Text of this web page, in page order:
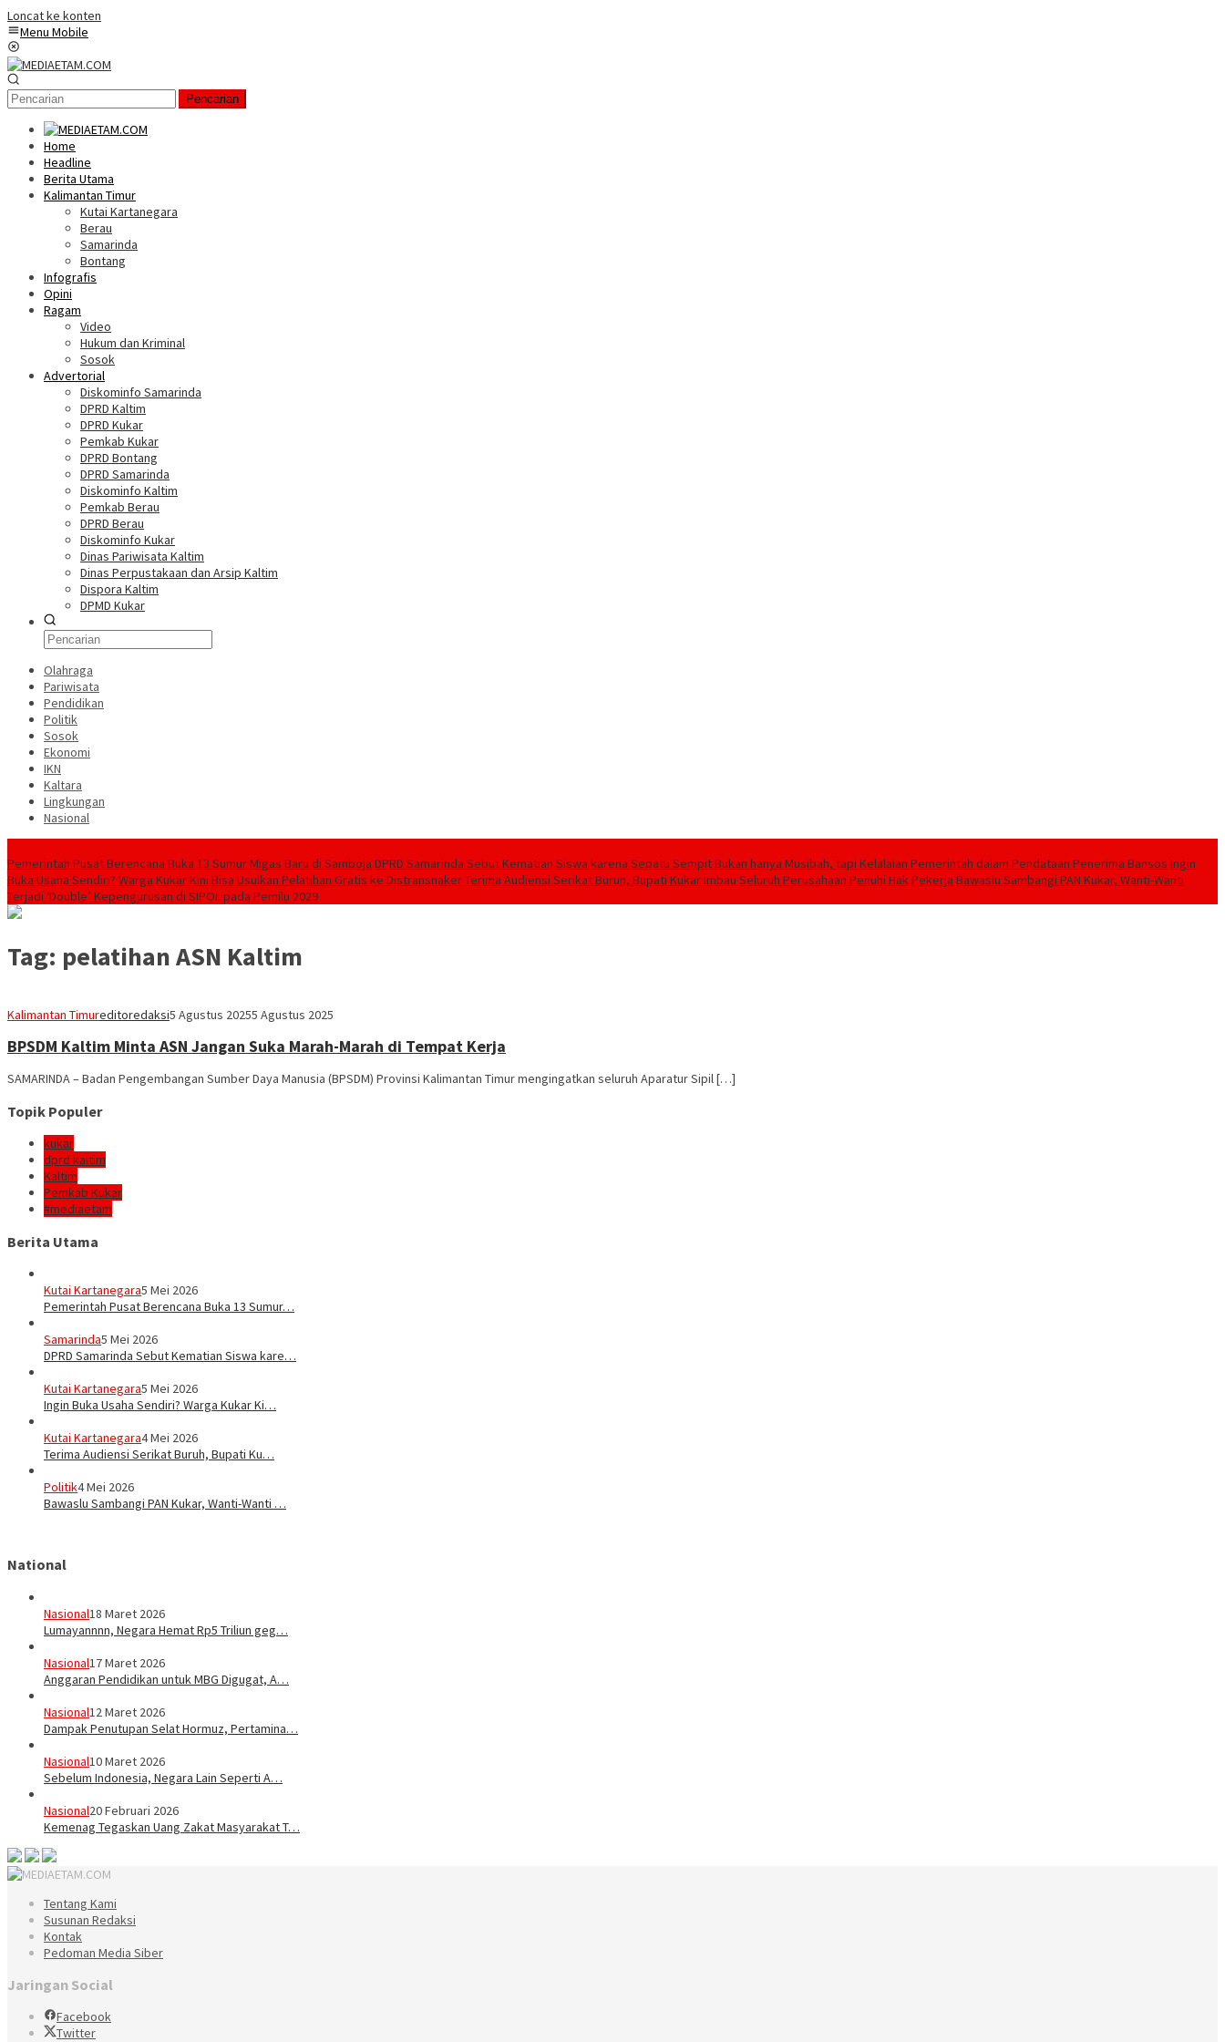
Loncat ke konten
Menu Mobile
Pencarian
Home
Headline
Berita Utama
Kalimantan Timur
Kutai Kartanegara
Berau
Samarinda
Bontang
Infografis
Opini
Ragam
Video
Hukum dan Kriminal
Sosok
Advertorial
Diskominfo Samarinda
DPRD Kaltim
DPRD Kukar
Pemkab Kukar
DPRD Bontang
DPRD Samarinda
Diskominfo Kaltim
Pemkab Berau
DPRD Berau
Diskominfo Kukar
Dinas Pariwisata Kaltim
Dinas Perpustakaan dan Arsip Kaltim
Dispora Kaltim
DPMD Kukar
Olahraga
Pariwisata
Pendidikan
Politik
Sosok
Ekonomi
IKN
Kaltara
Lingkungan
Nasional
Pemerintah Pusat Berencana Buka 13 Sumur Migas Baru di Samboja DPRD Samarinda Sebut Kematian Siswa karena Sepatu Sempit Bukan hanya Musibah, tapi Kelalaian Pemerintah dalam Pendataan Penerima Bansos Ingin
Buka Usaha Sendiri? Warga Kukar Kini Bisa Usulkan Pelatihan Gratis ke DistransnakerTerima Audiensi Serikat Buruh, Bupati Kukar Imbau Seluruh Perusahaan Penuhi Hak Pekerja Bawaslu Sambangi PAN Kukar, Wanti-Wanti
Terjadi ‘Double’ Kepengurusan di SIPOL pada Pemilu 2029
Tag: pelatihan ASN Kaltim
Kalimantan Timureditoredaksi5 Agustus 20255 Agustus 2025
BPSDM Kaltim Minta ASN Jangan Suka Marah-Marah di Tempat Kerja
SAMARINDA – Badan Pengembangan Sumber Daya Manusia (BPSDM) Provinsi Kalimantan Timur mengingatkan seluruh Aparatur Sipil […]
Topik Populer
kukar
dprd kaltim
Kaltim
Pemkab Kukar
#mediaetam
Berita Utama
Kutai Kartanegara5 Mei 2026
Pemerintah Pusat Berencana Buka 13 Sumur…
Samarinda5 Mei 2026
DPRD Samarinda Sebut Kematian Siswa kare…
Kutai Kartanegara5 Mei 2026
Ingin Buka Usaha Sendiri? Warga Kukar Ki…
Kutai Kartanegara4 Mei 2026
Terima Audiensi Serikat Buruh, Bupati Ku…
Politik4 Mei 2026
Bawaslu Sambangi PAN Kukar, Wanti-Wanti …
National
Nasional18 Maret 2026
Lumayannnn, Negara Hemat Rp5 Triliun geg…
Nasional17 Maret 2026
Anggaran Pendidikan untuk MBG Digugat, A…
Nasional12 Maret 2026
Dampak Penutupan Selat Hormuz, Pertamina…
Nasional10 Maret 2026
Sebelum Indonesia, Negara Lain Seperti A…
Nasional20 Februari 2026
Kemenag Tegaskan Uang Zakat Masyarakat T…
Tentang Kami
Susunan Redaksi
Kontak
Pedoman Media Siber
Jaringan Social
Facebook
Twitter